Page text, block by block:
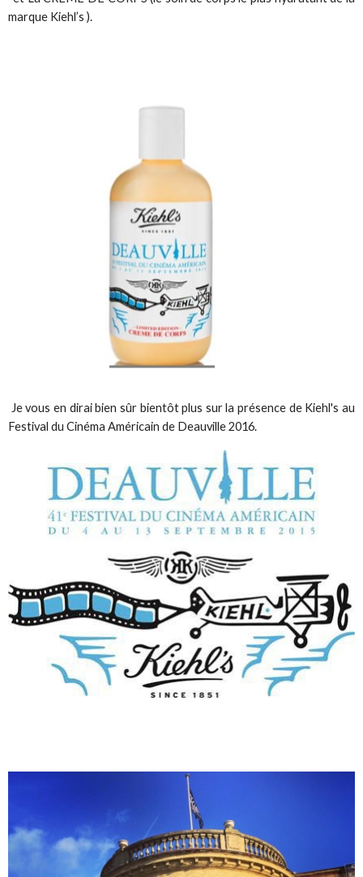
marque Kiehl’s ).
Je vous en dirai bien sûr bientôt plus sur la présence de Kiehl's au
Festival du Cinéma Américain de Deauville 2016.